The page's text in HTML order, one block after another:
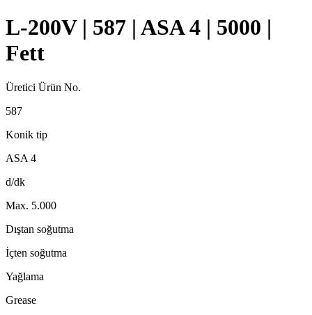
L-200V | 587 | ASA 4 | 5000 |
Fett
Üretici Ürün No.
587
Konik tip
ASA 4
d/dk
Max. 5.000
Dıştan soğutma
İçten soğutma
Yağlama
Grease